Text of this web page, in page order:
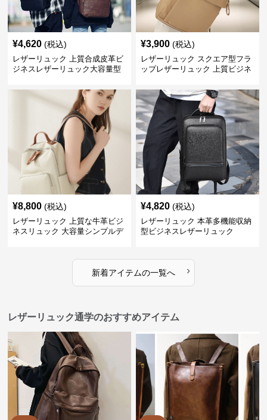
¥4,620 (税込)
レザーリュック 上質合成皮革ビ
ジネスレザーリュック大容量型
¥3,900 (税込)
レザーリュック スクエア型フラ
ップレザーリュック 上質ビジネ
¥8,800 (税込)
レザーリュック 上質な牛革ビジ
ネスリュック 大容量シンプルデ
¥4,820 (税込)
レザーリュック 本革多機能収納
型ビジネスレザーリュック
新着アイテムの一覧へ ›
レザーリュック通学のおすすめアイテム